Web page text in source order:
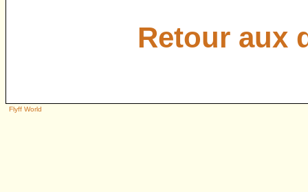
Retour aux
Flyff World